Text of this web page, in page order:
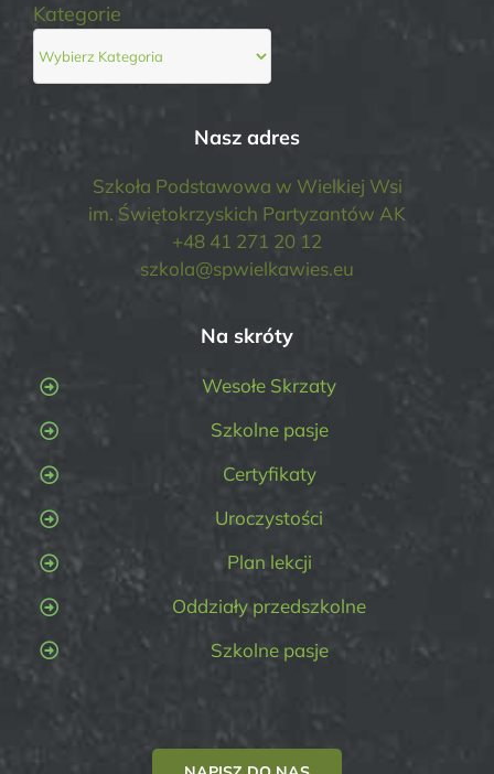
Kategorie
Nasz adres
Szkoła Podstawowa w Wielkiej Wsi
im. Świętokrzyskich Partyzantów AK
+48 41 271 20 12
szkola@spwielkawies.eu
Na skróty
Wesołe Skrzaty
Szkolne pasje
Certyfikaty
Uroczystości
Plan lekcji
Oddziały przedszkolne
Szkolne pasje